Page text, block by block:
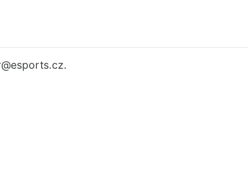
@esports.cz.